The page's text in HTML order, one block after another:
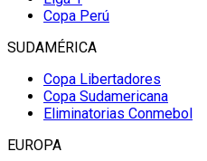
Copa Perú
SUDAMÉRICA
Copa Libertadores
Copa Sudamericana
Eliminatorias Conmebol
EUROPA